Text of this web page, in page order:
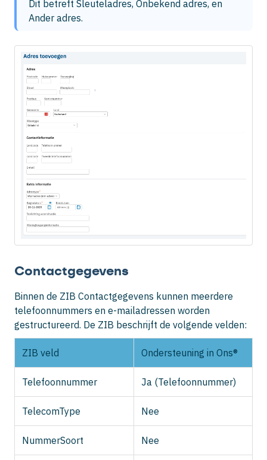
Dit betreft Sleuteladres, Onbekend adres, en
Ander adres.
Contactgegevens
Binnen de ZIB Contactgegevens kunnen meerdere
telefoonnummers en e-mailadressen worden
gestructureerd. De ZIB beschrijft de volgende velden:
ZIB veld Ondersteuning in Ons®
Telefoonnummer Ja (Telefoonnummer)
TelecomType Nee
NummerSoort Nee